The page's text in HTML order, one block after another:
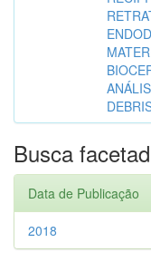
Busca
Data de Publicação
2018